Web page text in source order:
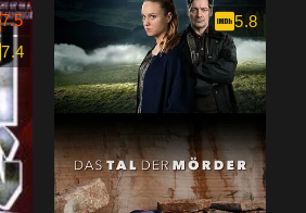
7.5
7.4
5.8